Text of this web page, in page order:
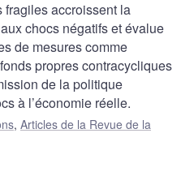
accroissent la
chocs négatifs et évalue
de mesures comme
propres contracycliques
de la politique
à l’économie réelle.
, Articles de la Revue de la